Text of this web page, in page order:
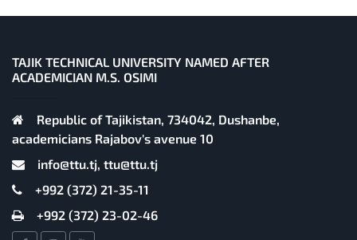
TAJIK TECHNICAL UNIVERSITY NAMED AFTER
ACADEMICIAN M.S. OSIMI
Republic of Tajikistan, 734042, Dushanbe,
academicians Rajabov's avenue 10
info@ttu.tj, ttu@ttu.tj
+992 (372) 21-35-11
+992 (372) 23-02-46